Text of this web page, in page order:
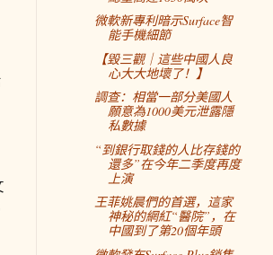
微軟新專利暗示Surface智
能手機細節
【毀三觀｜這些中國人良
心大大地壞了！】
調查：相當一部分美國人
願意為1000美元泄露隱
私數據
“到銀行取錢的人比存錢的
還多”在今年二季度再度
上演
王菲姚晨們的首選，這家
神秘的網紅“醫院”，在
中國到了第20個年頭